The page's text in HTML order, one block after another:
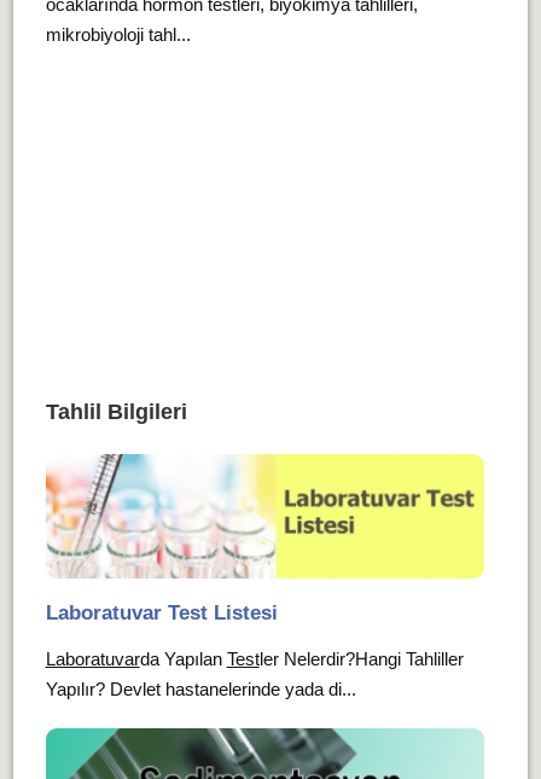
mikrobiyoloji tahl...
Tahlil Bilgileri
Laboratuvar Test Listesi
Laboratuvarda Yapılan Testler Nelerdir?Hangi Tahliller
Yapılır? Devlet hastanelerinde yada di...